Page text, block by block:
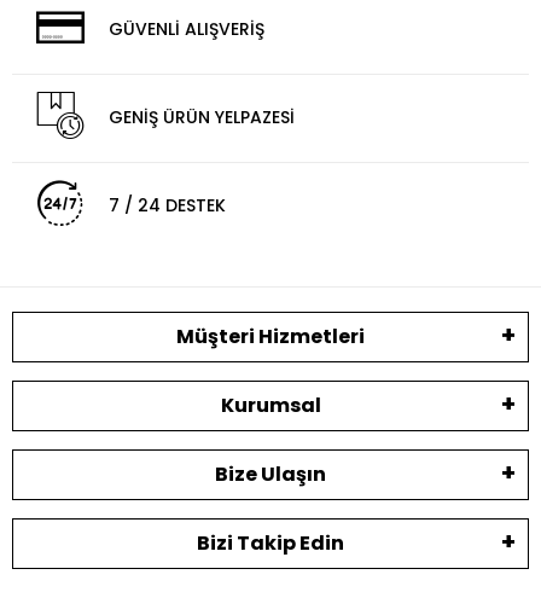
GÜVENLİ ALIŞVERİŞ
GENİŞ ÜRÜN YELPAZESİ
7 / 24 DESTEK
Müşteri Hizmetleri
Kurumsal
Bize Ulaşın
Bizi Takip Edin